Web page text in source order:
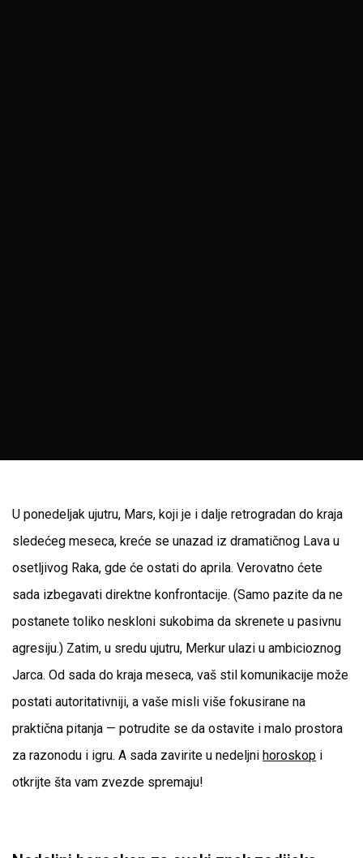
U ponedeljak ujutru, Mars, koji je i dalje retrogradan do kraja
sledećeg meseca, kreće se unazad iz dramatičnog Lava u
osetljivog Raka, gde će ostati do aprila. Verovatno ćete
sada izbegavati direktne konfrontacije. (Samo pazite da ne
postanete toliko neskloni sukobima da skrenete u pasivnu
agresiju.) Zatim, u sredu ujutru, Merkur ulazi u ambicioznog
Jarca. Od sada do kraja meseca, vaš stil komunikacije može
postati autoritativniji, a vaše misli više fokusirane na
praktična pitanja — potrudite se da ostavite i malo prostora
za razonodu i igru. A sada zavirite u nedeljnihoroskop i
otkrijte šta vam zvezde spremaju!